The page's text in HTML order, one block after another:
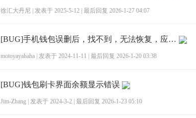
徐汇大丹尼 发表于 2025-5-12 最后回复 2026-1-27 04:07
[BUG]手机钱包误删后，找不到，无法恢复，应用商店也没有
motoyayahaha 发表于 2024-11-11 最后回复 2026-1-20 03:38
[BUG]钱包刷卡界面余额显示错误
Jim-Zhang 发表于 2024-3-2 最后回复 2026-1-23 05:10